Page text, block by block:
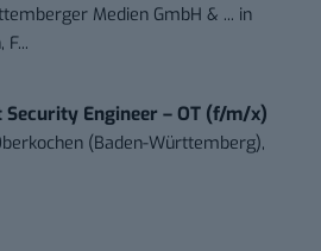
Medien GmbH & ... in
F...
Security Engineer – OT (f/m/x)
(Baden-Württemberg),